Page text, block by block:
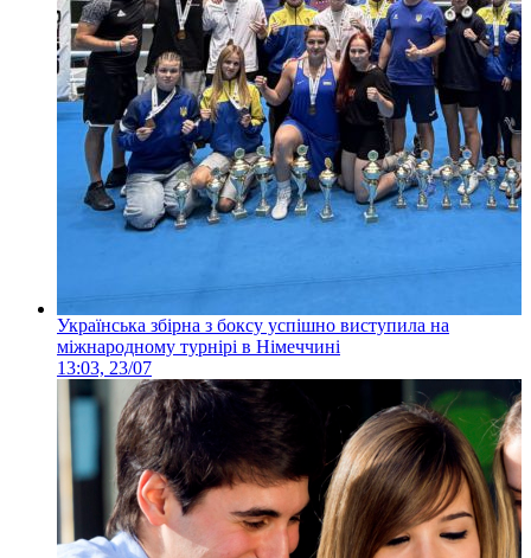
Українська збірна з боксу успішно виступила на
міжнародному турнірі в Німеччині
13:03, 23/07